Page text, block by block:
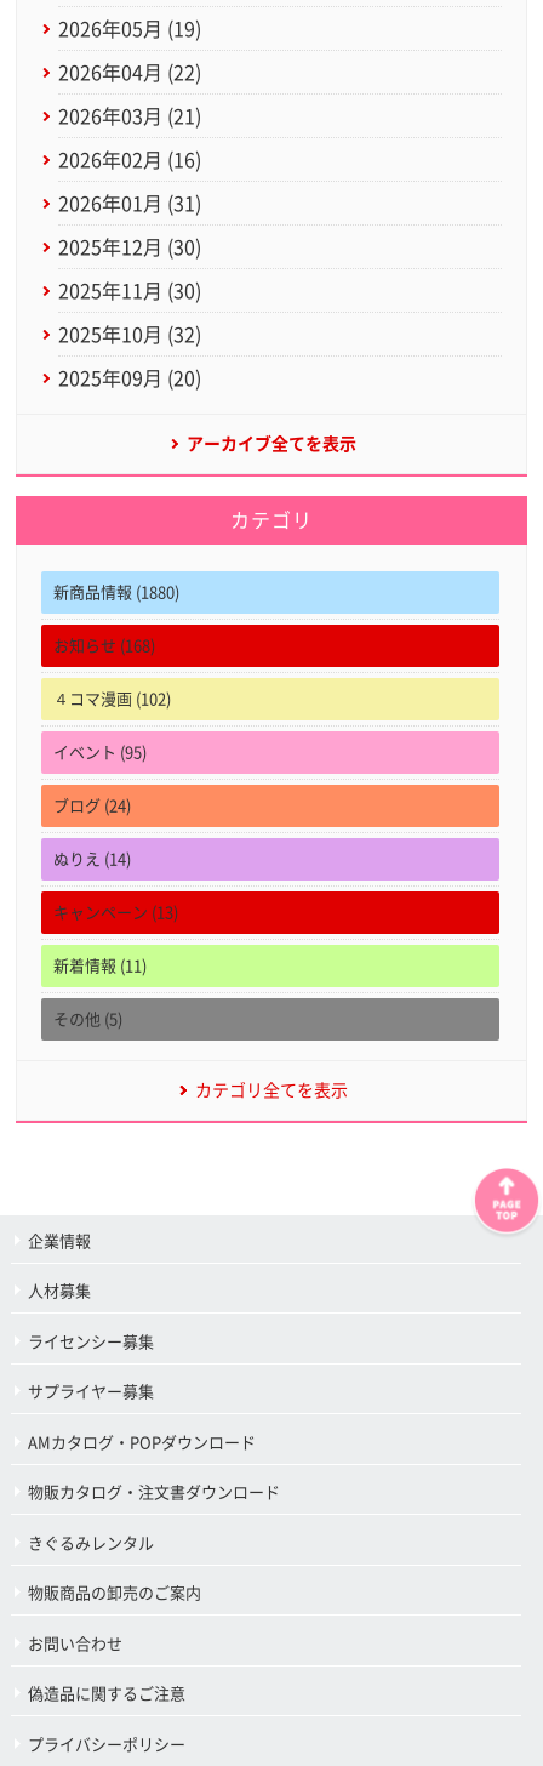
2026年05月 (19)
2026年04月 (22)
2026年03月 (21)
2026年02月 (16)
2026年01月 (31)
2025年12月 (30)
2025年11月 (30)
2025年10月 (32)
2025年09月 (20)
アーカイブ全てを表示
カテゴリ
新商品情報 (1880)
お知らせ (168)
４コマ漫画 (102)
イベント (95)
ブログ (24)
ぬりえ (14)
キャンペーン (13)
新着情報 (11)
その他 (5)
カテゴリ全てを表示
企業情報
人材募集
ライセンシー募集
サプライヤー募集
AMカタログ・POPダウンロード
物販カタログ・注文書ダウンロード
きぐるみレンタル
物販商品の卸売のご案内
お問い合わせ
偽造品に関するご注意
プライバシーポリシー